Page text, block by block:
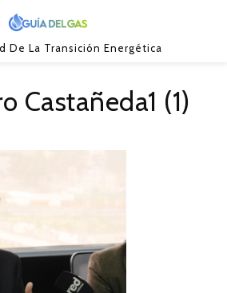
De La Transición Energética
Castañeda1 (1)